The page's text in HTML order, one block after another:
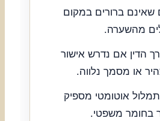
שאינם ברורים במקום
מהשערה.
הדין אם נדרש אישור
או מסמך נלווה.
אוטומטי מספיק
בחומר משפטי.